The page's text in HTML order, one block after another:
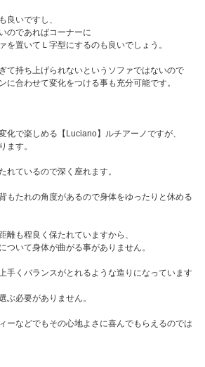
良いですし、
のであればコーナーに
を置いてＬ字型にするのも良いでしょう。
て持ち上げられないというソファではないので
に合わせて変化をつける事も充分可能です。
化で楽しめる【Luciano】ルチアーノですが、
ます。
れているので深く座れます。
もたれの角度があるので身体をゆったりと休める
離も程良く保たれていますから、
ついて身体が曲がる事がありません。
手くバランスがとれるような造りになっています
ぶ必要がありません。
ーなどでもその心地よさに喜んでもらえるのでは